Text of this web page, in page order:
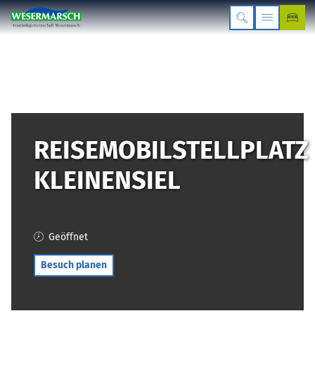
REISEMOBILSTELLPLATZ
KLEINENSIEL
Geöffnet
Besuch planen